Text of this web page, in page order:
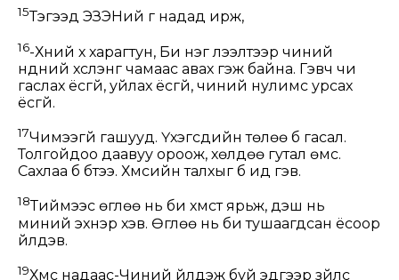
15Тэгээд ЭЗЭНий үг надад ирж,
16-Хүний хүү харагтун, Би нэг үлээлтээр чиний
нүдний хүслэнг чамаас авах гэж байна. Гэвч чи
гаслах ёсгүй, уйлах ёсгүй, чиний нулимс урсах
ёсгүй.
17Чимээгүй гашууд. Үхэгсдийн төлөө бүү гасал.
Толгойдоо даавуу ороож, хөлдөө гутал өмс.
Сахлаа бүү бүтээ. Хүмүүсийн талхыг бүү ид гэв.
18Тиймээс өглөө нь би хүмүүст ярьж, үдэш нь
миний эхнэр үхэв. Өглөө нь би тушаагдсан ёсоор
үйлдэв.
19Хүмүүс надаас-Чиний үйлдэж буй эдгээр зүйлс